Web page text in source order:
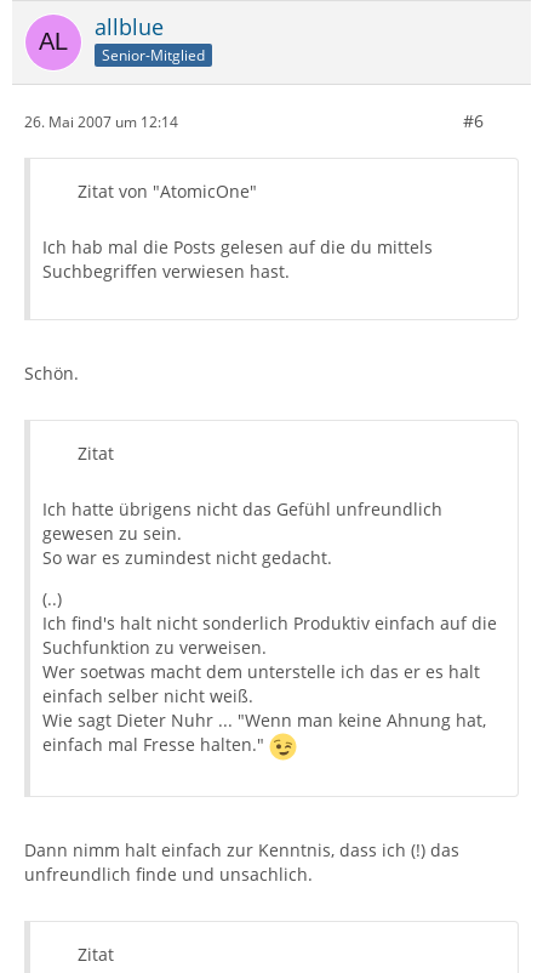
allblue
Senior-Mitglied
26. Mai 2007 um 12:14 #6
Zitat von "AtomicOne"
Ich hab mal die Posts gelesen auf die du mittels
Suchbegriffen verwiesen hast.
Schön.
Zitat
Ich hatte übrigens nicht das Gefühl unfreundlich
gewesen zu sein.
So war es zumindest nicht gedacht.
(..)
Ich find's halt nicht sonderlich Produktiv einfach auf die
Suchfunktion zu verweisen.
Wer soetwas macht dem unterstelle ich das er es halt
einfach selber nicht weiß.
Wie sagt Dieter Nuhr ... "Wenn man keine Ahnung hat,
einfach mal Fresse halten."
Dann nimm halt einfach zur Kenntnis, dass ich (!) das
unfreundlich finde und unsachlich.
Zitat